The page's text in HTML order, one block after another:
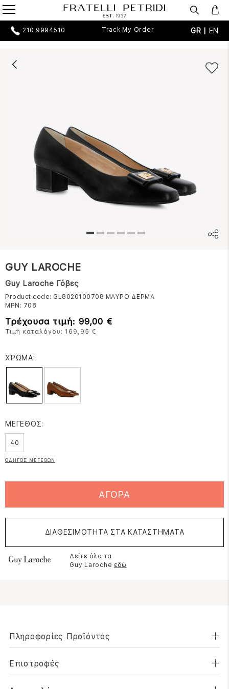
210 9994510 Track My Order GR | EN
GUY LAROCHE
Guy Laroche Γόβες
Product code: GL8020100708 ΜΑΥΡΟ ΔΕΡΜΑ
MPN: 708
Τρέχουσα τιμή: 99,00 €
Τιμή καταλόγου: 169,95 €
ΧΡΩΜΑ:
ΜΕΓΕΘΟΣ:
40
ΟΔΗΓΟΣ ΜΕΓΕΘΩΝ
ΑΓΟΡΑ
ΔΙΑΘΕΣΙΜΟΤΗΤΑ ΣΤΑ ΚΑΤΑΣΤΗΜΑΤΑ
Δείτε όλα τα
Guy Laroche εδώ
Πληροφορίες Προϊόντος
Επιστροφές